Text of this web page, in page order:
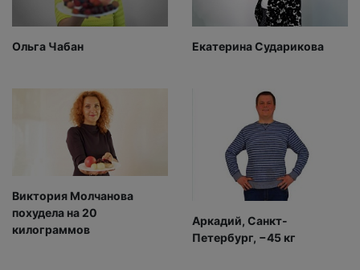
Ольга Чабан Екатерина Сударикова
Виктория Молчанова
похудела на 20
килограммов
Аркадий, Санкт-
Петербург, −45 кг